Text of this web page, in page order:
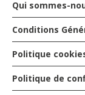
Qui sommes-
Conditions
Politique
Politique de